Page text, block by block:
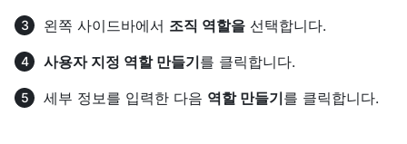
왼쪽 사이드바에서 조직 역할을 선택합니다.
사용자 지정 역할 만들기를 클릭합니다.
세부 정보를 입력한 다음 역할 만들기를 클릭합니다.